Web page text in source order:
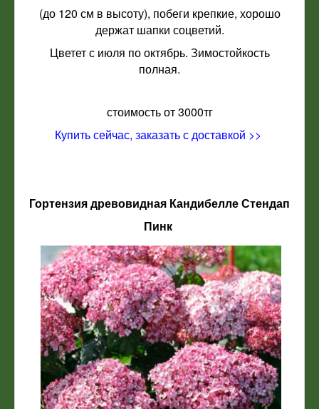
(до 120 см в высоту), побеги крепкие, хорошо
держат шапки соцветий.
Цветет с июля по октябрь. Зимостойкость
полная.
стоимость от 3000тг
Купить сейчас, заказать с доставкой >>
Гортензия древовидная Кандибелле Стендап
Пинк